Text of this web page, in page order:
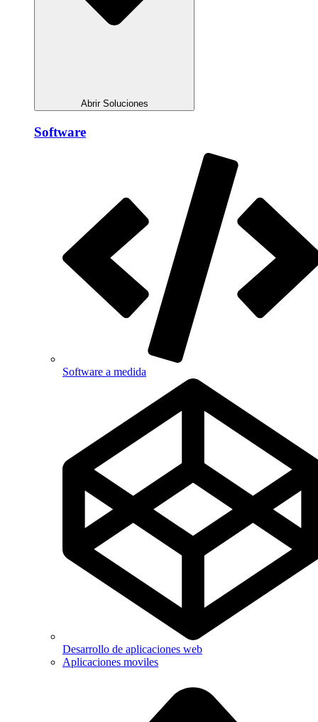
Abrir Soluciones
Software
Software a medida
Desarrollo de aplicaciones web
Aplicaciones moviles